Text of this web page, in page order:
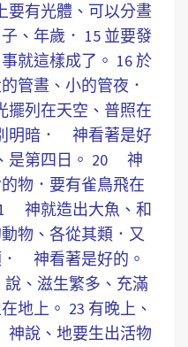
有光體、可以分晝
、年歲． 15 並要發
就這樣成了。 16 於
管晝、小的管夜．
擺列在天空、普照在
明暗． 神看著是好
是第四日。 20 神
物．要有雀鳥飛在
神就造出大魚、和
物、各從其類．又
神看著是好的。
、滋生繁多、充滿
地上。 23 有晚上、
說、地要生出活物